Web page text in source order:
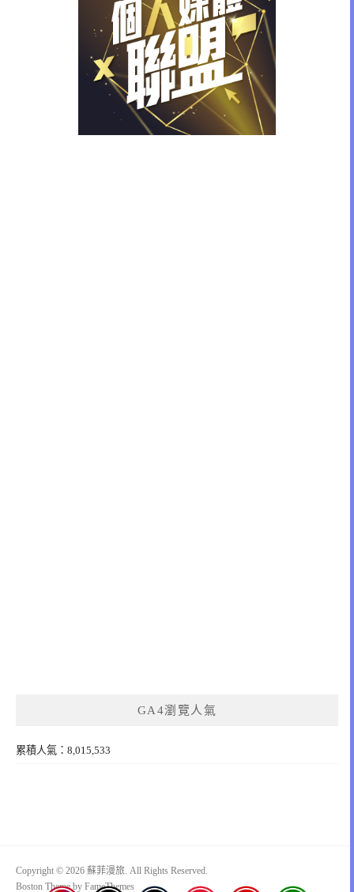
GA4瀏覽人氣
累積人氣：8,015,533
Copyright © 2026 蘇菲漫旅. All Rights Reserved.
Boston Theme by FameThemes